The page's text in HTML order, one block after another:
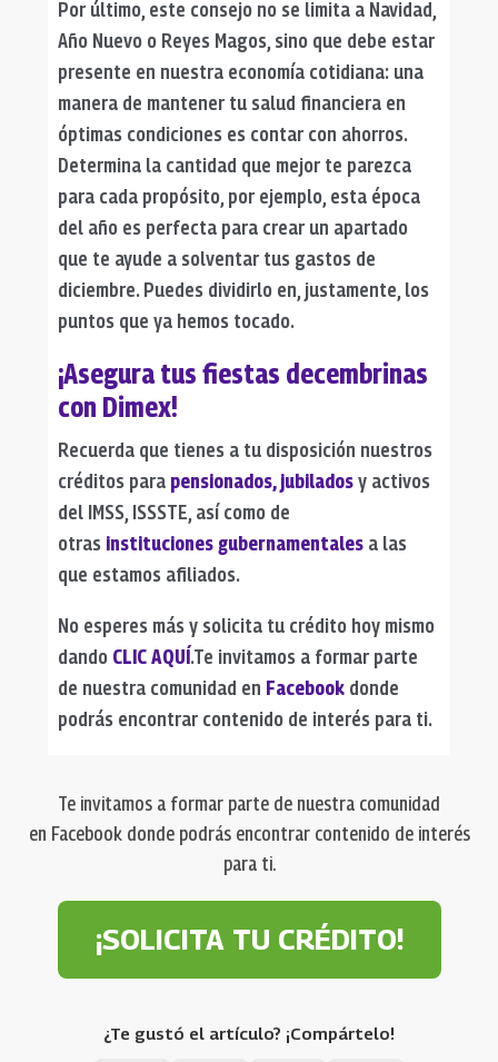
Por último, este consejo no se limita a Navidad,
Año Nuevo o Reyes Magos, sino que debe estar
presente en nuestra economía cotidiana: una
manera de mantener tu salud financiera en
óptimas condiciones es contar con ahorros.
Determina la cantidad que mejor te parezca
para cada propósito, por ejemplo, esta época
del año es perfecta para crear un apartado
que te ayude a solventar tus gastos de
diciembre. Puedes dividirlo en, justamente, los
puntos que ya hemos tocado.
¡Asegura tus fiestas decembrinas
con Dimex!
Recuerda que tienes a tu disposición nuestros
créditos para pensionados, jubilados y activos
del IMSS, ISSSTE, así como de
otras instituciones gubernamentales a las
que estamos afiliados.
No esperes más y solicita tu crédito hoy mismo
dando CLIC AQUÍ.Te invitamos a formar parte
de nuestra comunidad en Facebook donde
podrás encontrar contenido de interés para ti.
Te invitamos a formar parte de nuestra comunidad
en Facebook donde podrás encontrar contenido de interés
para ti.
¡SOLICITA TU CRÉDITO!
¿Te gustó el artículo? ¡Compártelo!